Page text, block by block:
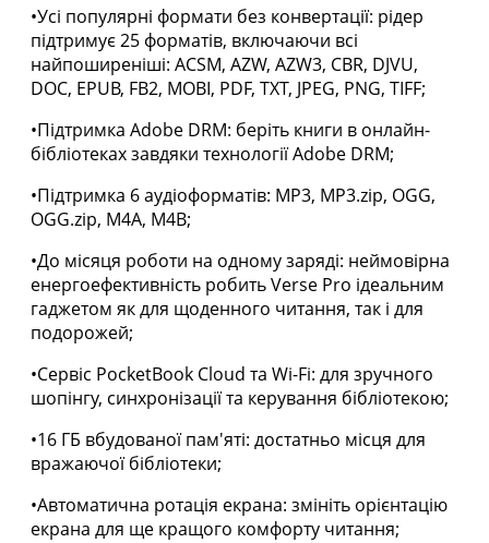
•Усі популярні формати без конвертації: рідер
підтримує 25 форматів, включаючи всі
найпоширеніші: ACSM, AZW, AZW3, CBR, DJVU,
DOC, EPUB, FB2, MOBI, PDF, TXT, JPEG, PNG, TIFF;
•Підтримка Adobe DRM: беріть книги в онлайн-
бібліотеках завдяки технології Adobe DRM;
•Підтримка 6 аудіоформатів: MP3, MP3.zip, OGG,
OGG.zip, M4A, M4B;
•До місяця роботи на одному заряді: неймовірна
енергоефективність робить Verse Pro ідеальним
гаджетом як для щоденного читання, так і для
подорожей;
•Сервіс PocketBook Cloud та Wi-Fi: для зручного
шопінгу, синхронізації та керування бібліотекою;
•16 ГБ вбудованої пам'яті: достатньо місця для
вражаючої бібліотеки;
•Автоматична ротація екрана: змініть орієнтацію
екрана для ще кращого комфорту читання;